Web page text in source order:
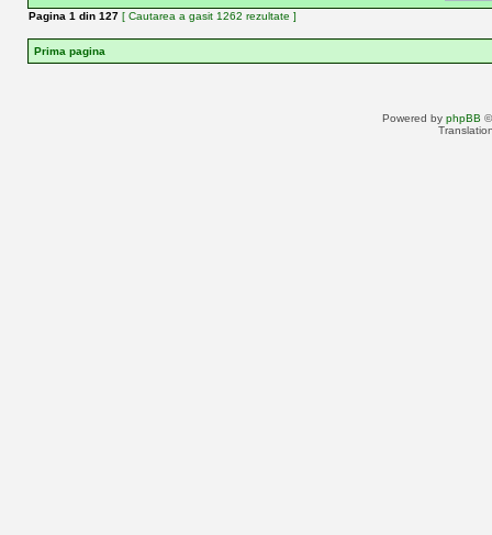
Pagina 1 din 127 [ Cautarea a gasit 1262 rezultate ]
Prima pagina
Powered by phpBB